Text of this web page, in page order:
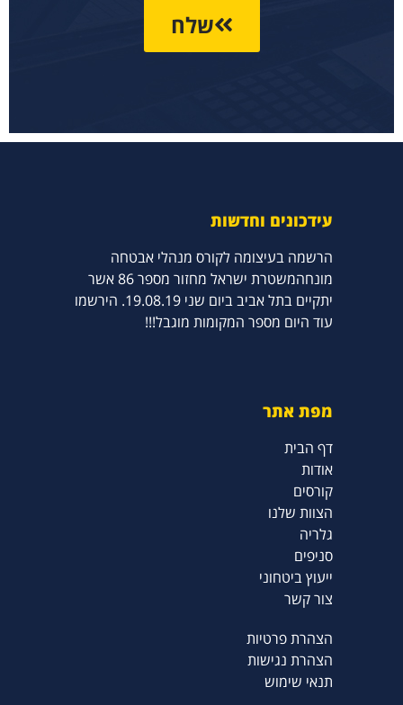
שלח
עידכונים וחדשות
הרשמה בעיצומה לקורס מנהלי אבטחה
מונחהמשטרת ישראל מחזור מספר 86 אשר
יתקיים בתל אביב ביום שני 19.08.19. הירשמו
עוד היום מספר המקומות מוגבל!!!
מפת אתר
דף הבית
אודות
קורסים
הצוות שלנו
גלריה
סניפים
ייעוץ ביטחוני
צור קשר
הצהרת פרטיות
הצהרת נגישות
תנאי שימוש